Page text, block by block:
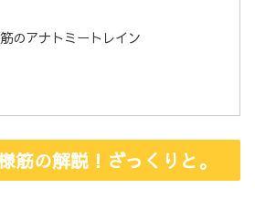
のアナトミートレイン
筋の解説！ざっくりと。